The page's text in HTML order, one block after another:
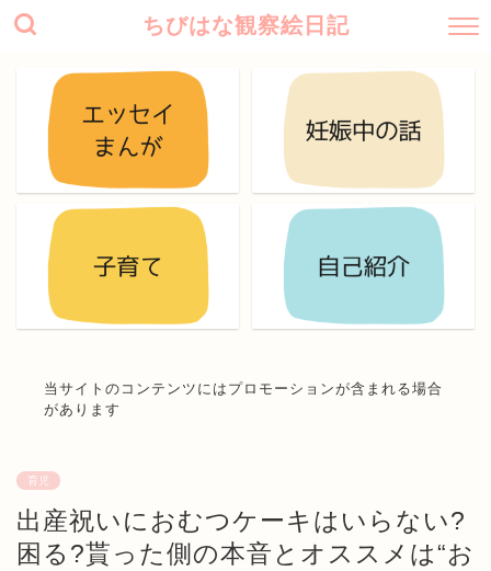
ちびはな観察絵日記
当サイトのコンテンツにはプロモーションが含まれる場合
があります
育児
出産祝いにおむつケーキはいらない?
困る?貰った側の本音とオススメは“お